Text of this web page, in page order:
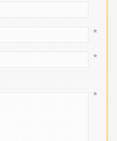
*
*
*